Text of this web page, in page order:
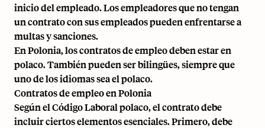
inicio del empleado. Los empleadores que no tengan
un contrato con sus empleados pueden enfrentarse a
multas y sanciones.
En Polonia, los contratos de empleo deben estar en
polaco. También pueden ser bilingües, siempre que
uno de los idiomas sea el polaco.
Contratos de empleo en Polonia
Según el Código Laboral polaco, el contrato debe
incluir ciertos elementos esenciales. Primero, debe